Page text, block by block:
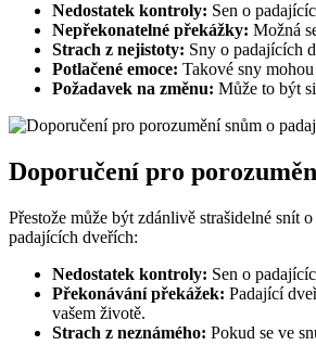
Nedostatek kontroly: Sen o
Nepřekonatelné překážky: Možná
Strach z nejistoty: Sny o padajících
Potlačené emoce: Takové sny
Požadavek na změnu: Může to být
Doporučení pro
Přestože může být zdánlivě strašidelné snít
padajících dveřích:
Nedostatek kontroly: Sen o
Překonávání překážek: Padající
vašem životě.
Strach z neznámého: Pokud se ve